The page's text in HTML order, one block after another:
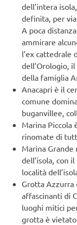
dell’intera
definita, per
A poca
ammirare
l’ex cattedrale
dell’Orologio,
della famiglia
Anacapri è il
comune
buganvillee,
Marina Piccola
rinomate di
Marina
dell’isola, con
località
Grotta Azzurra
affascinanti di
luoghi mitici
grotta è